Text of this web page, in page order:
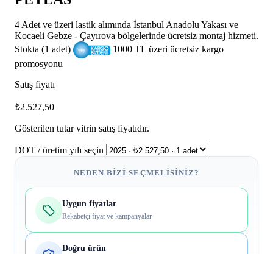
4 Adet ve üzeri lastik alımında İstanbul Anadolu Yakası ve
Kocaeli Gebze - Çayırova bölgelerinde ücretsiz montaj hizmeti.
Stokta (1 adet)
1000 TL üzeri ücretsiz kargo
promosyonu
Satış fiyatı
₺2.527,50
Gösterilen tutar vitrin satış fiyatıdır.
DOT / üretim yılı seçin
NEDEN BIZI SEÇMELISINIZ?
Uygun fiyatlar
Rekabetçi fiyat ve kampanyalar
Doğru ürün